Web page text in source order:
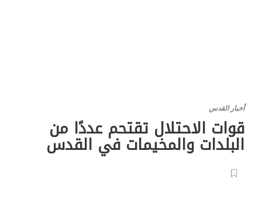
أخبار القدس
قوات الاحتلال تقتحم عددًا من
البلدات والمخيمات في القدس